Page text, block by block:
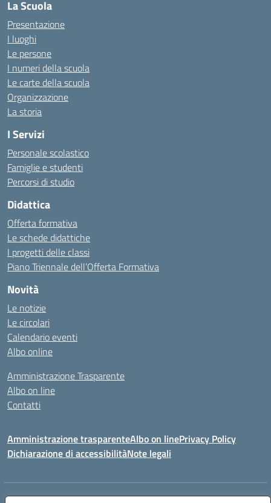
La Scuola
Presentazione
I luoghi
Le persone
I numeri della scuola
Le carte della scuola
Organizzazione
La storia
I Servizi
Personale scolastico
Famiglie e studenti
Percorsi di studio
Didattica
Offerta formativa
Le schede didattiche
I progetti delle classi
Piano Triennale dell’Offerta Formativa
Novità
Le notizie
Le circolari
Calendario eventi
Albo online
Amministrazione Trasparente
Albo on line
Contatti
Amministrazione trasparenteAlbo on linePrivacy Policy
Dichiarazione di accessibilitàNote legali